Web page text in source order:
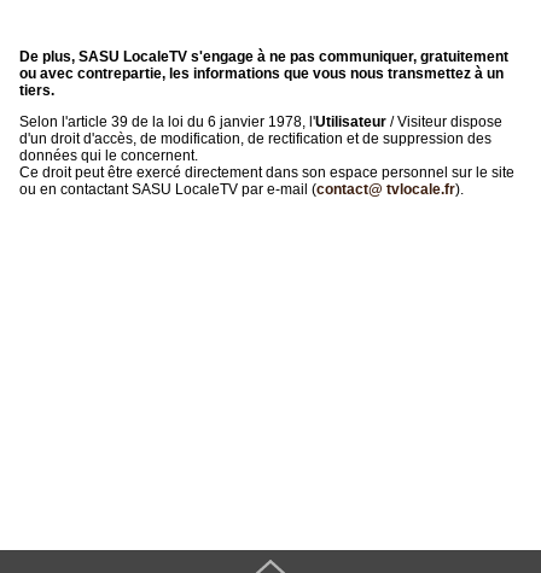
De plus, SASU LocaleTV s'engage à ne pas communiquer, gratuitement
ou avec contrepartie, les informations que vous nous transmettez à un
tiers.
Selon l'article 39 de la loi du 6 janvier 1978, l'Utilisateur / Visiteur dispose
d'un droit d'accès, de modification, de rectification et de suppression des
données qui le concernent.
Ce droit peut être exercé directement dans son espace personnel sur le site
ou en contactant SASU LocaleTV par e-mail (contact@ tvlocale.fr).